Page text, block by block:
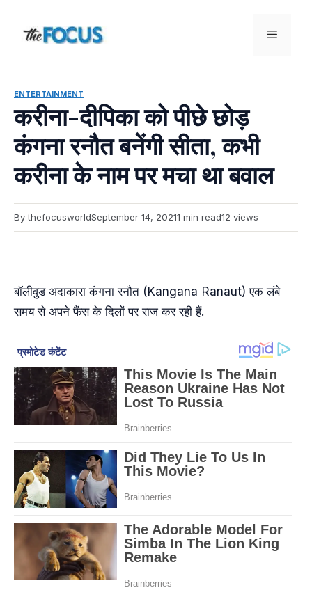
content
Menu
ENTERTAINMENT
करीना-दीपिका को पीछे छोड़
कंगना रनौत बनेंगी सीता, कभी
करीना के नाम पर मचा था बवाल
By thefocusworldSeptember 14, 20211 min read12 views
बॉलीवुड अदाकारा कंगना रनौत (Kangana Ranaut) एक लंबे
समय से अपने फैंस के दिलों पर राज कर रही हैं.